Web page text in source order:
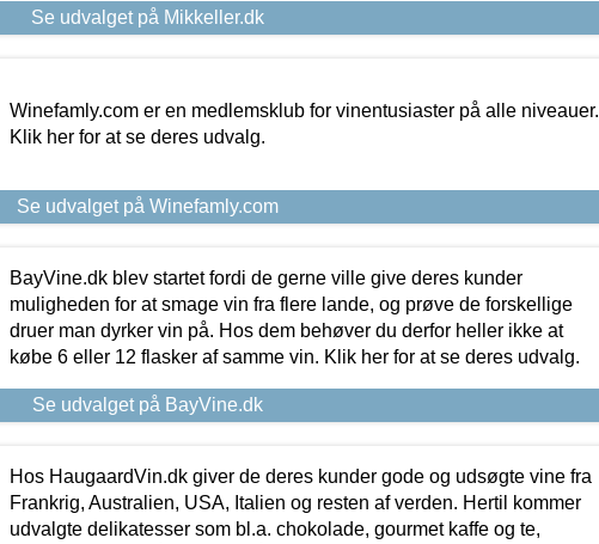
Se udvalget på Mikkeller.dk
Winefamly.com er en medlemsklub for vinentusiaster på alle niveauer.
Klik her for at se deres udvalg.
Se udvalget på Winefamly.com
BayVine.dk blev startet fordi de gerne ville give deres kunder
muligheden for at smage vin fra flere lande, og prøve de forskellige
druer man dyrker vin på. Hos dem behøver du derfor heller ikke at
købe 6 eller 12 flasker af samme vin. Klik her for at se deres udvalg.
Se udvalget på BayVine.dk
Hos HaugaardVin.dk giver de deres kunder gode og udsøgte vine fra
Frankrig, Australien, USA, Italien og resten af verden. Hertil kommer
udvalgte delikatesser som bl.a. chokolade, gourmet kaffe og te,